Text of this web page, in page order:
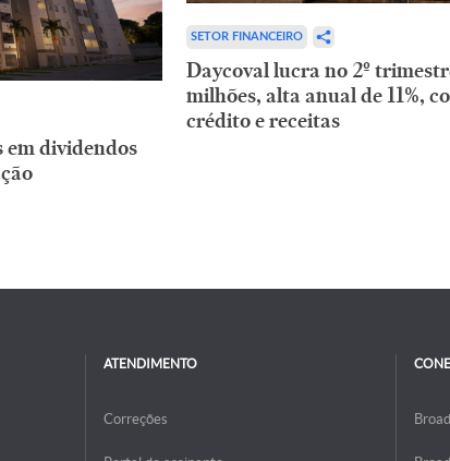
em dividendos
SETOR FINANCEIRO
Daycoval lucra no 2º
milhões, alta anual de 11%,
crédito e receitas
ATENDIMENTO
Correções